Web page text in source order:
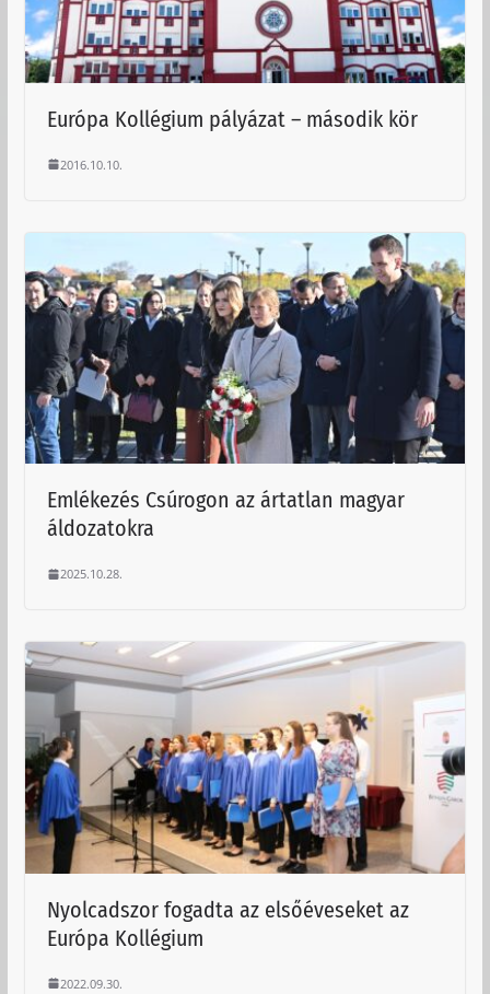
Európa Kollégium pályázat – második kör
2016.10.10.
Emlékezés Csúrogon az ártatlan magyar
áldozatokra
2025.10.28.
Nyolcadszor fogadta az elsőéveseket az
Európa Kollégium
2022.09.30.